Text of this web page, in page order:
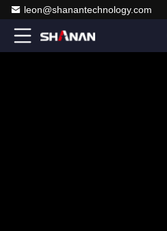
leon@shanantechnology.com